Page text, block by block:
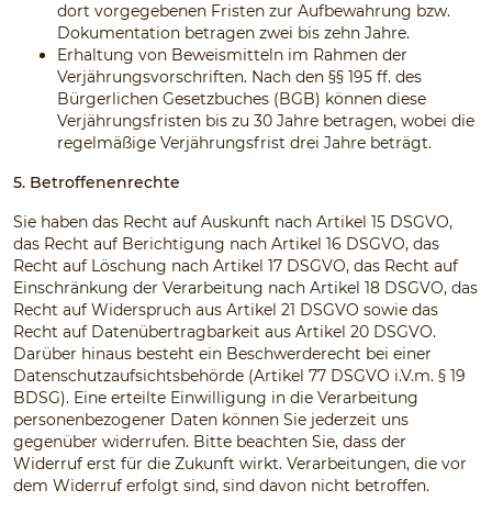
dort vorgegebenen Fristen zur Aufbewahrung bzw.
Dokumentation betragen zwei bis zehn Jahre.
Erhaltung von Beweismitteln im Rahmen der
Verjährungsvorschriften. Nach den §§ 195 ff. des
Bürgerlichen Gesetzbuches (BGB) können diese
Verjährungsfristen bis zu 30 Jahre betragen, wobei die
regelmäßige Verjährungsfrist drei Jahre beträgt.
5. Betroffenenrechte
Sie haben das Recht auf Auskunft nach Artikel 15 DSGVO,
das Recht auf Berichtigung nach Artikel 16 DSGVO, das
Recht auf Löschung nach Artikel 17 DSGVO, das Recht auf
Einschränkung der Verarbeitung nach Artikel 18 DSGVO, das
Recht auf Widerspruch aus Artikel 21 DSGVO sowie das
Recht auf Datenübertragbarkeit aus Artikel 20 DSGVO.
Darüber hinaus besteht ein Beschwerderecht bei einer
Datenschutzaufsichtsbehörde (Artikel 77 DSGVO i.V.m. § 19
BDSG). Eine erteilte Einwilligung in die Verarbeitung
personenbezogener Daten können Sie jederzeit uns
gegenüber widerrufen. Bitte beachten Sie, dass der
Widerruf erst für die Zukunft wirkt. Verarbeitungen, die vor
dem Widerruf erfolgt sind, sind davon nicht betroffen.